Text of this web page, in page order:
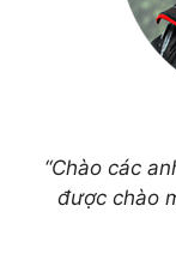
“Chào các
được chào